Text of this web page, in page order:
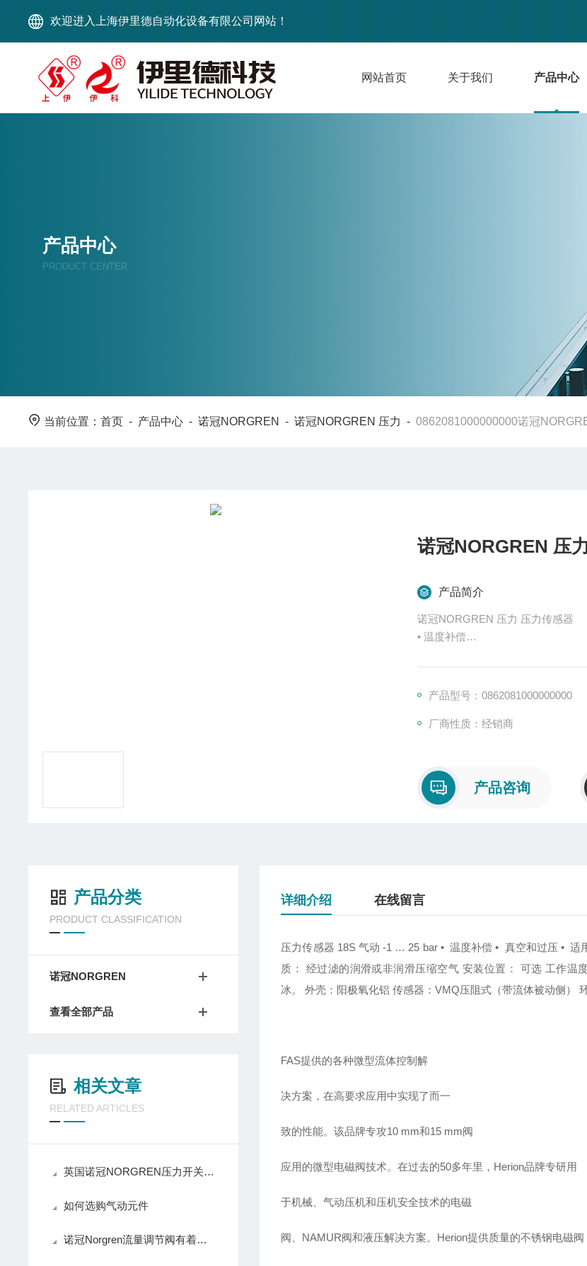
欢迎进入上海伊里德自动化设备有限公司网站！
网站首页 关于我们 产品中心
产品中心
PRODUCT CENTER
当前位置：首页 - 产品中心 -诺冠NORGREN -诺冠NORGREN 压力 -0862081000000000诺冠
诺冠NORGREN 压
产品简介
诺冠NORGREN 压力 压力传感器
• 温度补偿
• 不适合户外应用
产品型号：0862081000000000
厂商性质：经销商
产品咨询
产品分类
PRODUCT CLASSIFICATION
诺冠NORGREN
查看全部产品
相关文章
RELATED ARTICLES
英国诺冠NORGREN压力开关操作使用
如何选购气动元件
诺冠Norgren流量调节阀有着以下几大技术特点
详细介绍 在线留言
压力传感器 18S 气动-1 … 25 bar • 温度补偿• 真空和过压•适
质： 经过滤的润滑或非润滑压缩空气 安装位置： 可选 工作温
冰。外壳：阳极氧化铝 传感器：VMQ压阻式（带流体被动侧）
FAS提供的各种微型流体控制解
决方案，在高要求应用中实现了而一
致的性能。该品牌专攻10 mm和15 mm阀
应用的微型电磁阀技术。在过去的50多年里，Herion品牌专研用
于机械、气动压机和压机安全技术的电磁
阀、NAMUR阀和液压解决方案。Herion提供质量的不锈钢电磁阀